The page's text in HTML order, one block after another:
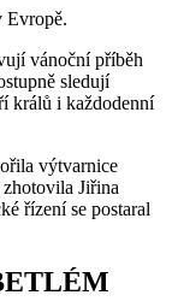
Evropě.
vánoční příběh
sledují
králů i každodenní
výtvarnice
Jiřina
řízení se postaral